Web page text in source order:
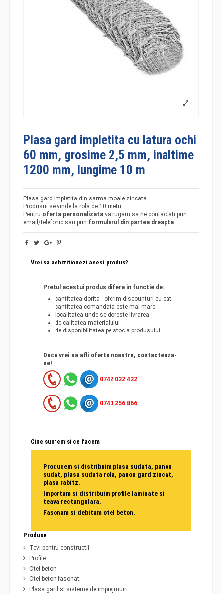
Plasa gard impletita cu latura ochi
60 mm, grosime 2,5 mm, inaltime
1200 mm, lungime 10 m
Plasa gard impletita din sarma moale zincata.
Produsul se vinde la rola de 10 metri.
Pentru oferta personalizata va rugam sa ne contactati prin
email/telefonic sau prin formularul din partea dreapta
Vrei sa achizitionezi acest produs?
Pretul acestui produs difera in functie de:
cantitatea dorita - oferim discounturi cu cat
cantitatea comandata este mai mare
localitatea unde se doreste livrarea
de calitatea materialului
de disponibilitatea pe stoc a produsului
Daca vrei sa afli oferta noastra, contacteaza-
ne!
0742 022 422
0740 256 866
Cine suntem si ce facem
Producem si distribuim plasa sudata, panou
sudat, plasa sudata rola, panou gard zincat,
plasa rabitz.
Importam si distribuim profile laminate si
teava rectangulara.
Fasonam si debitam otel beton.
Produse
Tevi pentru constructii
Profile
Otel beton
Otel beton fasonat
Plasa gard si sisteme de imprejmuiri